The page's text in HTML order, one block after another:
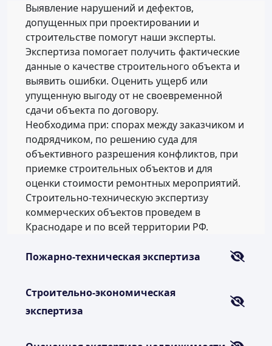
Выявление нарушений и дефектов,
допущенных при проектировании и
строительстве помогут наши эксперты.
Экспертиза помогает получить фактические
данные о качестве строительного объекта и
выявить ошибки. Оценить ущерб или
упущенную выгоду от не своевременной
сдачи объекта по договору.
Необходима при: спорах между заказчиком и
подрядчиком, по решению суда для
объективного разрешения конфликтов, при
приемке строительных объектов и для
оценки стоимости ремонтных мероприятий.
Строительно-техническую экспертизу
коммерческих объектов проведем в
Краснодаре и по всей территории РФ.
Пожарно-техническая экспертиза
Строительно-экономическая
экспертиза